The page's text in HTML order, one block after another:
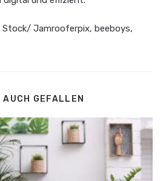
Stock/ Jamrooferpix, beeboys,
AUCH GEFALLEN